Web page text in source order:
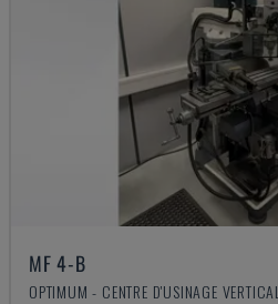
MF 4-B
OPTIMUM - CENTRE D'USINAGE VERTICAL